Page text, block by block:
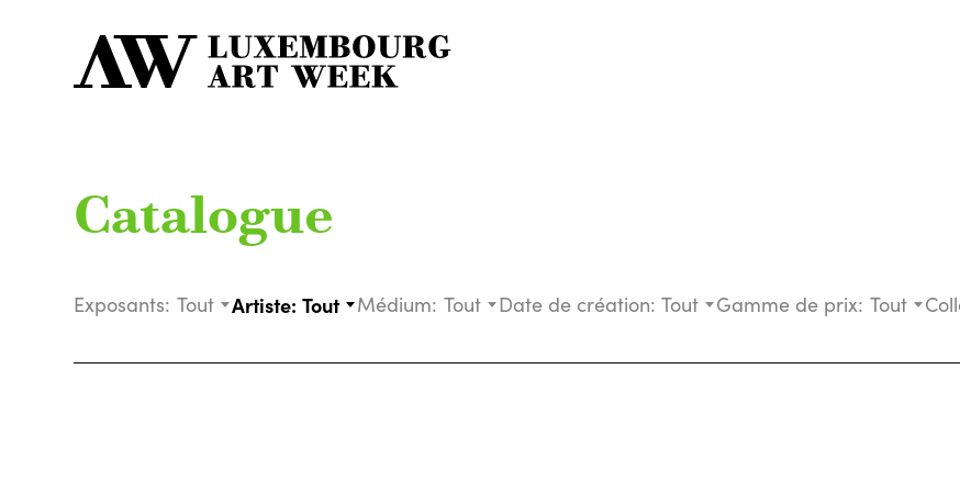
Catalogue
Exposants: Tout Artiste: Tout Médium: Tout Date de création: Tout Gamme de prix: Tout